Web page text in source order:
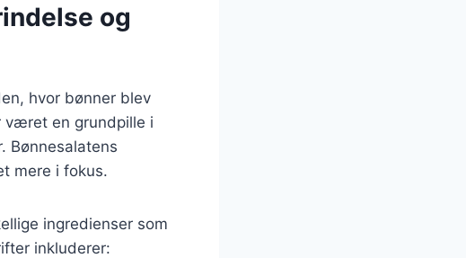
og
hvor bønner blev
været en grundpille i
Bønnesalatens
mere i fokus.
ingredienser som
inkluderer: